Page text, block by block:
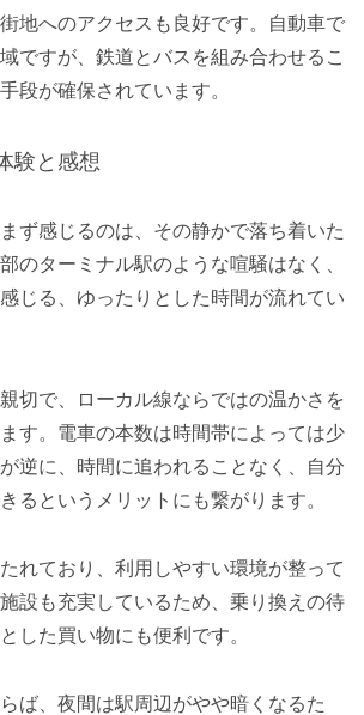
地へのアクセスも良好です。自動車で
ですが、鉄道とバスを組み合わせるこ
段が確保されています。
験と感想
ず感じるのは、その静かで落ち着いた
のターミナル駅のような喧騒はなく、
じる、ゆったりとした時間が流れてい
切で、ローカル線ならではの温かさを
す。電車の本数は時間帯によっては少
逆に、時間に追われることなく、自分
るというメリットにも繋がります。
れており、利用しやすい環境が整って
設も充実しているため、乗り換えの待
した買い物にも便利です。
ば、夜間は駅周辺がやや暗くなるた